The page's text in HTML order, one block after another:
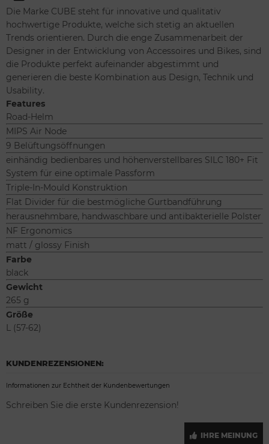
Die Marke CUBE steht für innovative und qualitativ
hochwertige Produkte, welche sich stetig an aktuellen
Trends orientieren. Durch die enge Zusammenarbeit der
Designer in der Entwicklung von Accessoires und Bikes, sind
die Produkte perfekt aufeinander abgestimmt und
generieren die beste Kombination aus Design, Technik und
Usability.
Features
Road-Helm
MIPS Air Node
9 Belüftungsöffnungen
einhändig bedienbares und höhenverstellbares SILC 180+ Fit
System für eine optimale Passform
Triple-In-Mould Konstruktion
Flat Divider für die bestmögliche Gurtbandführung
herausnehmbare, handwaschbare und antibakterielle Polster
NF Ergonomics
matt / glossy Finish
Farbe
black
Gewicht
265 g
Größe
L (57-62)
KUNDENREZENSIONEN:
Informationen zur Echtheit der Kundenbewertungen
Schreiben Sie die erste Kundenrezension!
IHRE MEINUNG